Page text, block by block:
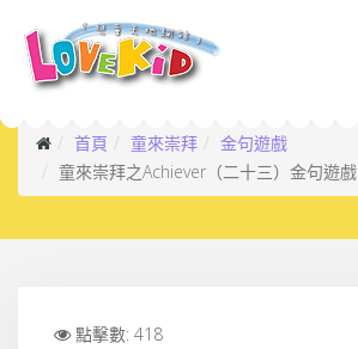
首頁 童來崇拜
金句遊戲
童來崇拜之Achiever（二十三）金句遊戲
點擊數: 418